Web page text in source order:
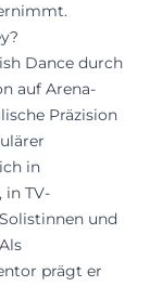
Dance durch
auf Arena-
Präzision
in
in TV-
und
prägt er